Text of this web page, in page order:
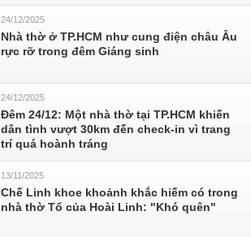
24/12/2025
Nhà thờ ở TP.HCM như cung điện châu Âu
rực rỡ trong đêm Giáng sinh
24/12/2025
Đêm 24/12: Một nhà thờ tại TP.HCM khiến
dân tình vượt 30km đến check-in vì trang
trí quá hoành tráng
13/11/2025
Chế Linh khoe khoảnh khắc hiếm có trong
nhà thờ Tổ của Hoài Linh: "Khó quên"